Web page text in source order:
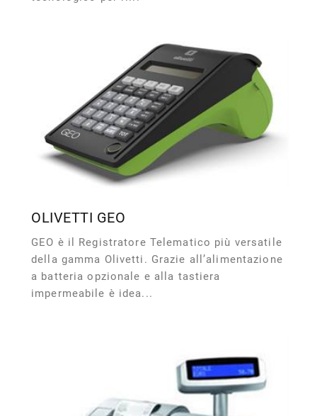
OLIVETTI GEO
GEO è il Registratore Telematico più versatile
della gamma Olivetti. Grazie all’alimentazione
a batteria opzionale e alla tastiera
impermeabile è idea...